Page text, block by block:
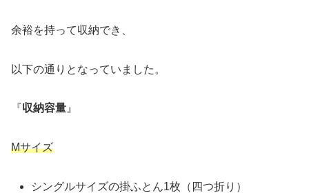
余裕を持って収納でき、
以下の通りとなっていました。
『収納容量 』
Mサイズ
シングルサイズの掛ふとん1枚（四つ折り）